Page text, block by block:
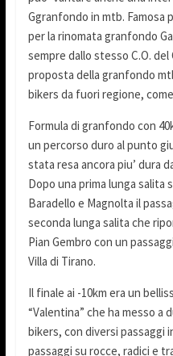
Ggranfondo in mtb. Famosa
per la rinomata granfondo
sempre dallo stesso C.O.
proposta della granfondo
bikers da fuori regione,
Formula di granfondo con
un percorso duro al punto
stata resa ancora piu’ dura
Dopo una prima lunga salita
Baradello e Magnolta il
seconda lunga salita che
Pian Gembro con un
Villa di Tirano.
Il finale ai -10km era un
“Valentina” che ha messo a
bikers, con diversi passaggi
passaggi su rocce, radici e